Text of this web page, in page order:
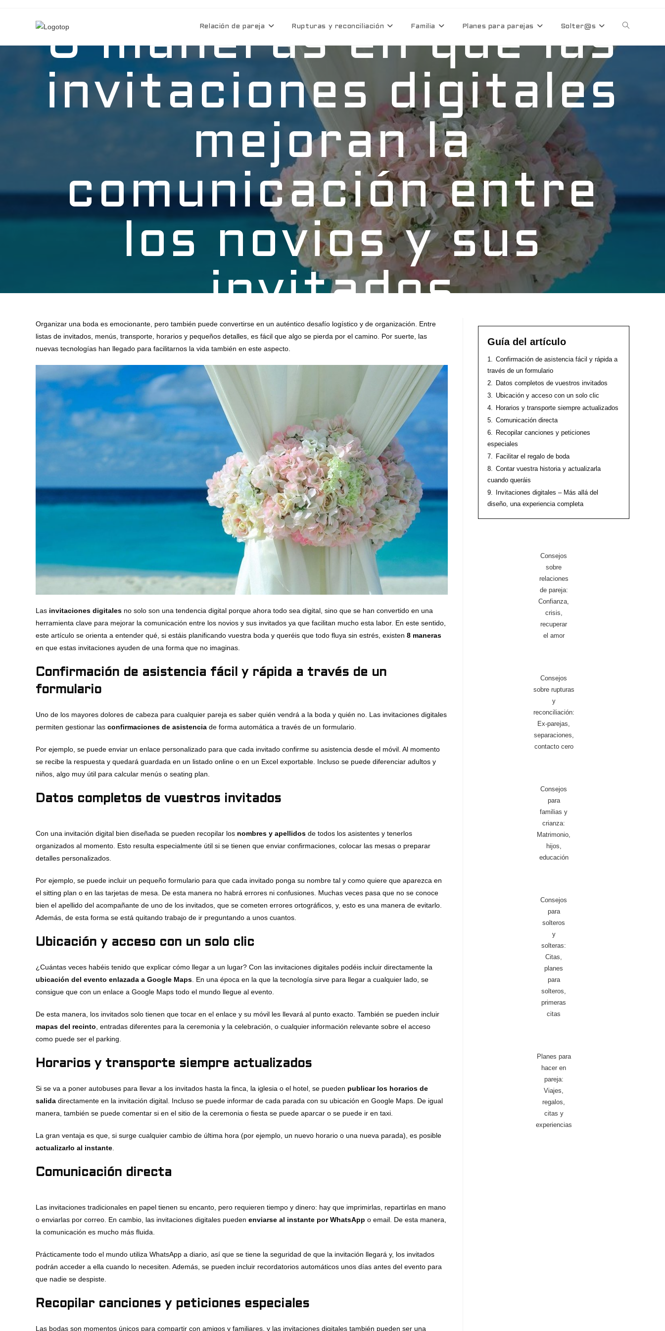
Relación de pareja Rupturas y reconciliación Familia Planes para parejas Solter@s
8 maneras en que las
invitaciones digitales
mejoran la
comunicación entre
los novios y sus
invitados
Organizar una boda es emocionante, pero también puede convertirse en un auténtico desafío logístico y de organización. Entre
listas de invitados, menús, transporte, horarios y pequeños detalles, es fácil que algo se pierda por el camino. Por suerte, las
nuevas tecnologías han llegado para facilitarnos la vida también en este aspecto.
Las invitaciones digitales no solo son una tendencia digital porque ahora todo sea digital, sino que se han convertido en una
herramienta clave para mejorar la comunicación entre los novios y sus invitados ya que facilitan mucho esta labor. En este sentido,
este artículo se orienta a entender qué, si estáis planificando vuestra boda y queréis que todo fluya sin estrés, existen 8 maneras
en que estas invitaciones ayuden de una forma que no imaginas.
Confirmación de asistencia fácil y rápida a través de un
formulario
Uno de los mayores dolores de cabeza para cualquier pareja es saber quién vendrá a la boda y quién no. Las invitaciones digitales
permiten gestionar las confirmaciones de asistencia de forma automática a través de un formulario.
Por ejemplo, se puede enviar un enlace personalizado para que cada invitado confirme su asistencia desde el móvil. Al momento
se recibe la respuesta y quedará guardada en un listado online o en un Excel exportable. Incluso se puede diferenciar adultos y
niños, algo muy útil para calcular menús o seating plan.
Datos completos de vuestros invitados
Con una invitación digital bien diseñada se pueden recopilar los nombres y apellidos de todos los asistentes y tenerlos
organizados al momento. Esto resulta especialmente útil si se tienen que enviar confirmaciones, colocar las mesas o preparar
detalles personalizados.
Por ejemplo, se puede incluir un pequeño formulario para que cada invitado ponga su nombre tal y como quiere que aparezca en
el sitting plan o en las tarjetas de mesa. De esta manera no habrá errores ni confusiones. Muchas veces pasa que no se conoce
bien el apellido del acompañante de uno de los invitados, que se cometen errores ortográficos, y, esto es una manera de evitarlo.
Además, de esta forma se está quitando trabajo de ir preguntando a unos cuantos.
Ubicación y acceso con un solo clic
¿Cuántas veces habéis tenido que explicar cómo llegar a un lugar? Con las invitaciones digitales podéis incluir directamente la
ubicación del evento enlazada a Google Maps . En una época en la que la tecnología sirve para llegar a cualquier lado, se
consigue que con un enlace a Google Maps todo el mundo llegue al evento.
De esta manera, los invitados solo tienen que tocar en el enlace y su móvil les llevará al punto exacto. También se pueden incluir
mapas del recinto , entradas diferentes para la ceremonia y la celebración, o cualquier información relevante sobre el acceso
como puede ser el parking.
Horarios y transporte siempre actualizados
Si se va a poner autobuses para llevar a los invitados hasta la finca, la iglesia o el hotel, se pueden publicar los horarios de
salida directamente en la invitación digital. Incluso se puede informar de cada parada con su ubicación en Google Maps. De igual
manera, también se puede comentar si en el sitio de la ceremonia o fiesta se puede aparcar o se puede ir en taxi.
La gran ventaja es que, si surge cualquier cambio de última hora (por ejemplo, un nuevo horario o una nueva parada), es posible
actualizarlo al instante
Comunicación directa
Las invitaciones tradicionales en papel tienen su encanto, pero requieren tiempo y dinero: hay que imprimirlas, repartirlas en mano
o enviarlas por correo. En cambio, las invitaciones digitales pueden enviarse al instante por WhatsApp o email. De esta manera,
la comunicación es mucho más fluida.
Prácticamente todo el mundo utiliza WhatsApp a diario, así que se tiene la seguridad de que la invitación llegará y, los invitados
podrán acceder a ella cuando lo necesiten. Además, se pueden incluir recordatorios automáticos unos días antes del evento para
que nadie se despiste.
Recopilar canciones y peticiones especiales
Las bodas son momentos únicos para compartir con amigos y familiares, y las invitaciones digitales también pueden ser una
Guía del artículo
1. Confirmación de asistencia fácil y rápida a
través de un formulario
2. Datos completos de vuestros invitados
3. Ubicación y acceso con un solo clic
4. Horarios y transporte siempre actualizados
5. Comunicación directa
6. Recopilar canciones y peticiones
especiales
7. Facilitar el regalo de boda
8. Contar vuestra historia y actualizarla
cuando queráis
9.
Invitaciones digitales – Más allá del
diseño, una experiencia completa
Consejos
sobre
relaciones
de pareja:
Confianza,
crisis,
recuperar
el amor
Consejos
sobre rupturas
y
reconciliación:
Ex-parejas,
separaciones,
contacto cero
Consejos
para
familias y
crianza:
Matrimonio,
hijos,
educación
Consejos
para
solteros
y
solteras:
Citas,
planes
para
solteros,
primeras
citas
Planes para
hacer en
pareja:
Viajes,
regalos,
citas y
experiencias